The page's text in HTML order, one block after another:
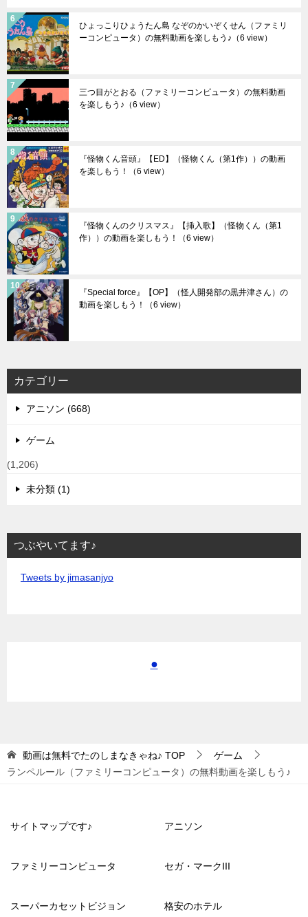
ひょっこりひょうたん島 なぞのかいぞくせん（ファミリ
ーコンピュータ）の無料動画を楽しもう♪ （6 view）
三つ目がとおる（ファミリーコンピュータ）の無料動画
を楽しもう♪ （6 view）
『怪物くん音頭』【ED】（怪物くん（第1作））の動画
を楽しもう！
（6 view）
『怪物くんのクリスマス』【挿入歌】（怪物くん（第1
作））の動画を楽しもう！
（6 view）
『Special force』【OP】（怪人開発部の黒井津さん）の
動画を楽しもう！
（6 view）
カテゴリー
アニソン (668)
ゲーム
(1,206)
未分類 (1)
つぶやいてます♪
Tweets by jimasanjyo
●
動画は無料でたのしまなきゃね♪ TOP
ゲーム
ランペルール（ファミリーコンピュータ）の無料動画を楽しもう♪
サイトマップです♪ アニソン
ファミリーコンピュータ セガ・マークIII
スーパーカセットビジョン 格安のホテル